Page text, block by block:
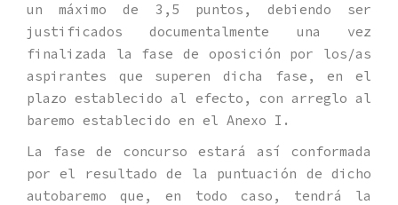
un máximo de 3,5 puntos, debiendo ser
justificados documentalmente una vez
finalizada la fase de oposición por los/as
aspirantes que superen dicha fase, en el
plazo establecido al efecto, con arreglo al
baremo establecido en el Anexo I.
La fase de concurso estará así conformada
por el resultado de la puntuación de dicho
autobaremo que, en todo caso, tendrá la